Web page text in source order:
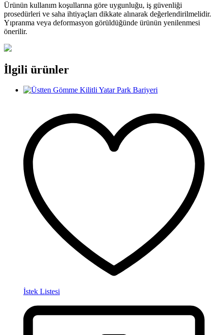
Ürünün kullanım koşullarına göre uygunluğu, iş güvenliği
prosedürleri ve saha ihtiyaçları dikkate alınarak değerlendirilmelidir.
Yıpranma veya deformasyon görüldüğünde ürünün yenilenmesi
önerilir.
İlgili ürünler
İstek Listesi